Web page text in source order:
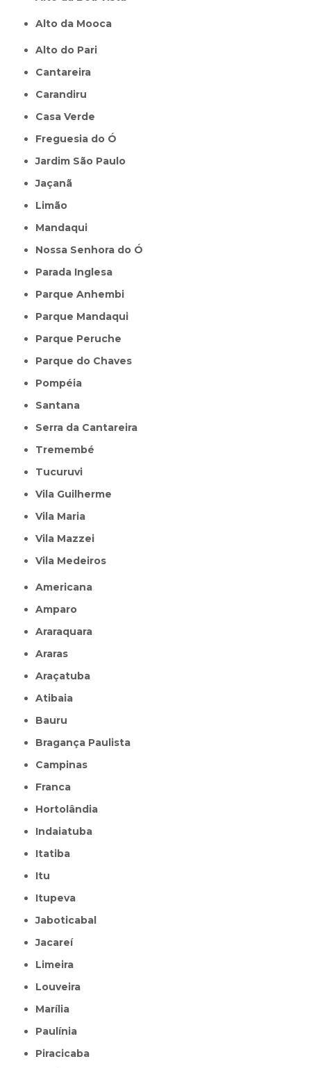
Alto da Mooca
Alto do Pari
Cantareira
Carandiru
Casa Verde
Freguesia do Ó
Jardim São Paulo
Jaçanã
Limão
Mandaqui
Nossa Senhora do Ó
Parada Inglesa
Parque Anhembi
Parque Mandaqui
Parque Peruche
Parque do Chaves
Pompéia
Santana
Serra da Cantareira
Tremembé
Tucuruvi
Vila Guilherme
Vila Maria
Vila Mazzei
Vila Medeiros
Americana
Amparo
Araraquara
Araras
Araçatuba
Atibaia
Bauru
Bragança Paulista
Campinas
Franca
Hortolândia
Indaiatuba
Itatiba
Itu
Itupeva
Jaboticabal
Jacareí
Limeira
Louveira
Marília
Paulínia
Piracicaba